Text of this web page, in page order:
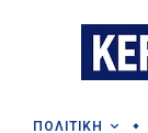
ΠΟΛΙΤΙΚΗ